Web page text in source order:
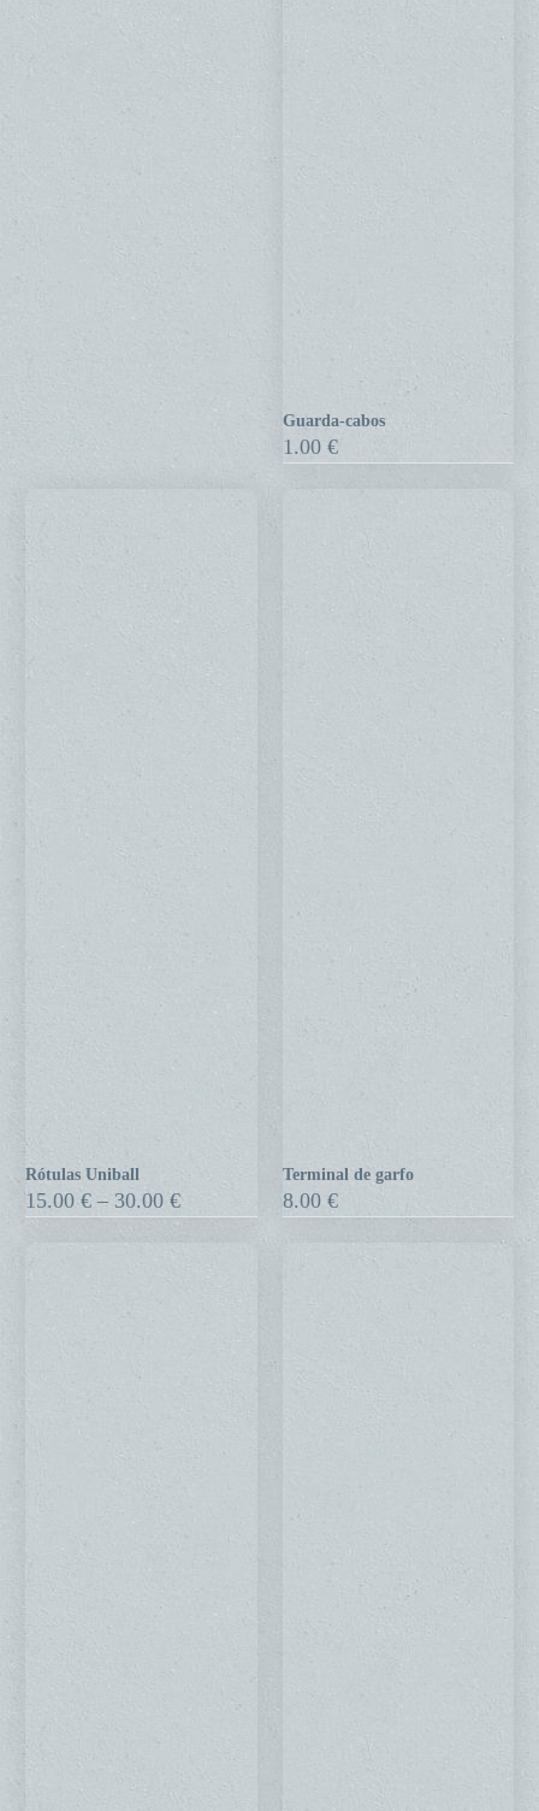
Guarda-
cabos
Guarda-cabos
1.00 €
Rótulas
Uniball
Rótulas Uniball
15.00€ – 30.00 €Price
range:
Terminal
de
Terminal de garfo
8.00 €